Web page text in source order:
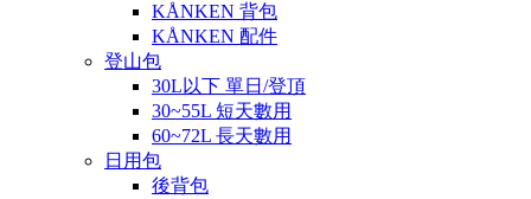
KÅNKEN 背包
KÅNKEN 配件
登山包
30L以下 單日/登頂
30~55L 短天數用
60~72L 長天數用
日用包
後背包